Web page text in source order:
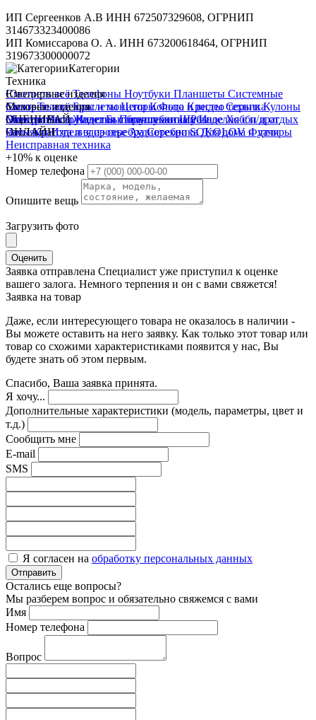
ИП Сергеенков А.В ИНН 672507329608, ОГРНИП
314673323400086
ИП Комиссарова О. А. ИНН 673200618464, ОГРНИП
319673300000072
Категории
Техника
Смотреть всёТелефоны Ноутбуки Планшеты Системные
блокиТелевизоры и мониторыФото и видео техника
ЭлектроинструментБытовая техникаРазноеХобби и отдых
ЧасыКрасота и здоровьеАудиотехникаДля дома и дачи
Неисправная техника
Ювелирные изделия
Смотреть всёБраслетыЦепиКольца КрестыСерьгиКулоны
МонетыЧасыИзделия с бриллиантамиИзделия с п/драг
камнямиИзделия из серебраСеребро SOKOLOV Футляры
Меховые изделия
Смотреть всёЖилеткиПолушубкиШубы
ОЦЕНИВАЙ
ОНЛАЙН
+10% к оценке
Номер телефона
Опишите вещь
Загрузить фото
Оценить
Заявка отправлена Специалист уже приступил к оценке
вашего залога. Немного терпения и он с вами свяжется!
Заявка на товар
Даже, если интересующего товара не оказалось в наличии -
Вы можете оставить на него заявку. Как только этот товар или
товар со схожими характеристиками появится у нас, Вы
будете знать об этом первым.
Спасибо, Ваша заявка принята.
Я хочу...
Дополнительные характеристики (модель, параметры, цвет и
т.д.)
Сообщить мне
E-mail
SMS
Я согласен на обработку персональных данных
Отправить
Остались еще вопросы?
Мы разберем вопрос и обязательно свяжемся с вами
Имя
Номер телефона
Вопрос